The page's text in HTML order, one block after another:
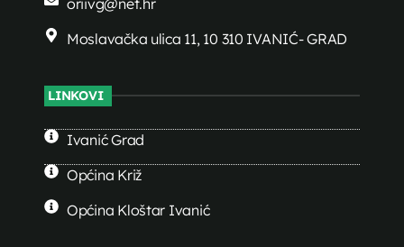
oriivg@net.hr
Moslavačka ulica 11, 10 310 IVANIĆ- GRAD
LINKOVI
Ivanić Grad
Općina Križ
Općina Kloštar Ivanić